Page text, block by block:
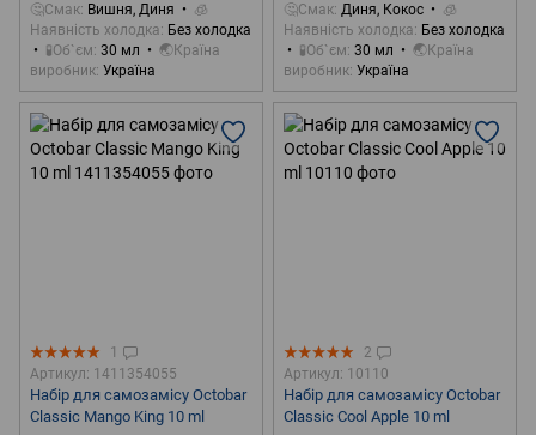
🤔Смак Вишня, Диня
🧊
Наявність холодка
Без холодка
🧪Об`єм 30 мл
🌏Країна
виробник Україна
🤔Смак Диня, Кокос
🧊
Наявність холодка
Без холодка
🧪Об`єм 30 мл
🌏Країна
виробник Україна
1
Артикул: 1411354055
Набір для самозамісу Octobar
Classic Mango King 10 ml
2
Артикул: 10110
Набір для самозамісу Octobar
Classic Cool Apple 10 ml